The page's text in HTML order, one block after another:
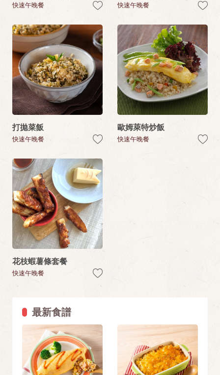
快速午晚餐 快速午晚餐
打拋菜飯
快速午晚餐
歐姆萊特炒飯
快速午晚餐
花枝蝦薯條套餐
快速午晚餐
最新食譜